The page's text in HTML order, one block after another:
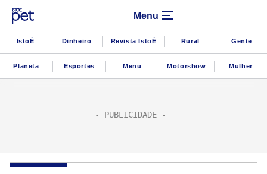
Menu
IstoÉ Dinheiro Revista IstoÉ Rural Gente
Planeta Esportes Menu Motorshow Mulher